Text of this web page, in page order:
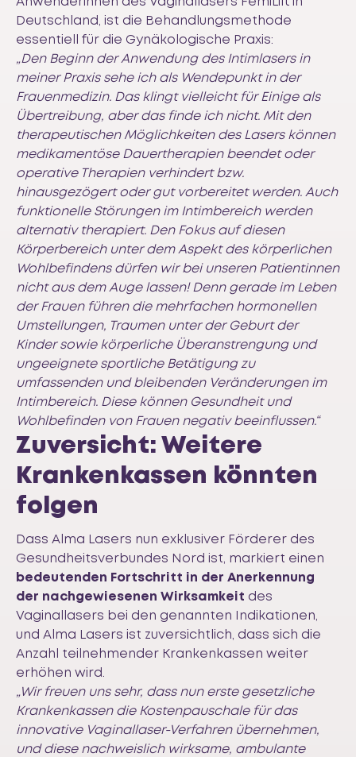
Deutschland, ist die Behandlungsmethode
essentiell für die Gynäkologische Praxis:
„Den Beginn der Anwendung des Intimlasers in
meiner Praxis sehe ich als Wendepunkt in der
Frauenmedizin. Das klingt vielleicht für Einige als
Übertreibung, aber das finde ich nicht. Mit den
therapeutischen Möglichkeiten des Lasers können
medikamentöse Dauertherapien beendet oder
operative Therapien verhindert bzw.
hinausgezögert oder gut vorbereitet werden. Auch
funktionelle Störungen im Intimbereich werden
alternativ therapiert. Den Fokus auf diesen
Körperbereich unter dem Aspekt des körperlichen
Wohlbefindens dürfen wir bei unseren Patientinnen
nicht aus dem Auge lassen! Denn gerade im Leben
der Frauen führen die mehrfachen hormonellen
Umstellungen, Traumen unter der Geburt der
Kinder sowie körperliche Überanstrengung und
ungeeignete sportliche Betätigung zu
umfassenden und bleibenden Veränderungen im
Intimbereich. Diese können Gesundheit und
Wohlbefinden von Frauen negativ beeinflussen.“
Zuversicht: Weitere
Krankenkassen könnten
folgen
Dass Alma Lasers nun exklusiver Förderer des
Gesundheitsverbundes Nord ist, markiert einen
bedeutenden Fortschritt in der Anerkennung
der nachgewiesenen Wirksamkeit des
Vaginallasers bei den genannten Indikationen,
und Alma Lasers ist zuversichtlich, dass sich die
Anzahl teilnehmender Krankenkassen weiter
erhöhen wird.
„Wir freuen uns sehr, dass nun erste gesetzliche
Krankenkassen die Kostenpauschale für das
innovative Vaginallaser-Verfahren übernehmen,
und diese nachweislich wirksame, ambulante